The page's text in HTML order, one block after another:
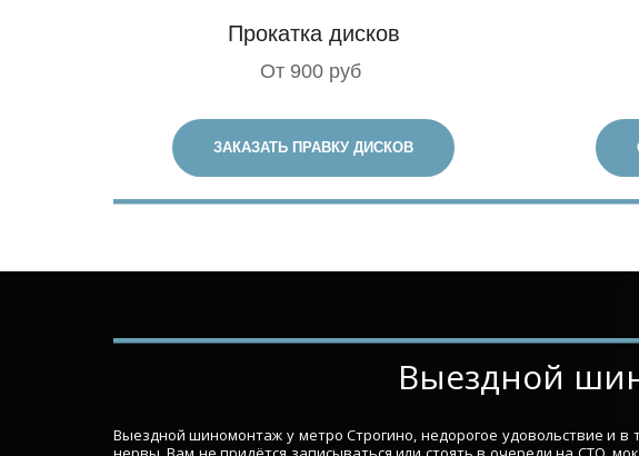
Прокатка дисков
От 900 руб
ЗАКАЗАТЬ ПРАВКУ ДИСКОВ
­­­­Выездной
Выездной шиномонтаж у метро Строгино, недорогое удовольствие и